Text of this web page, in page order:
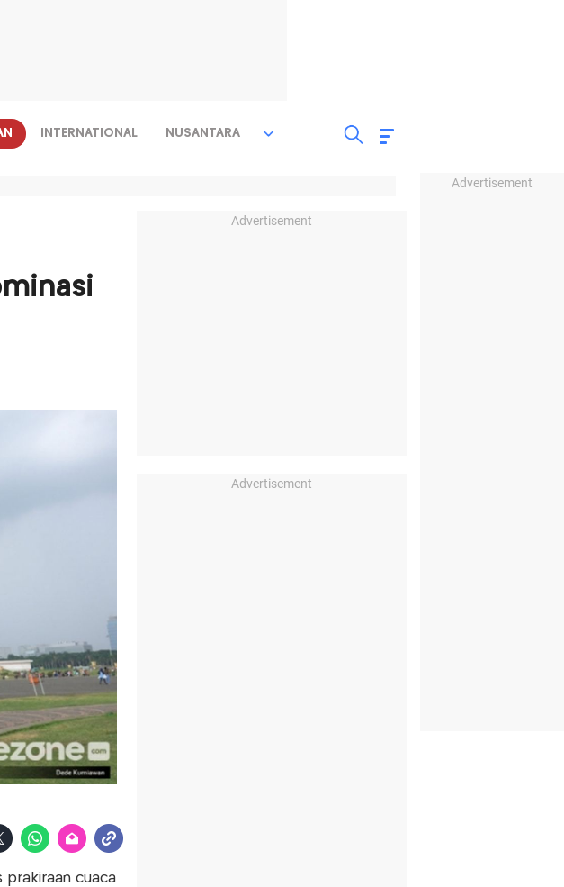
Advertisement
INTERNATIONAL NUSANTARA
prakiraan cuaca
Advertisement
Advertisement